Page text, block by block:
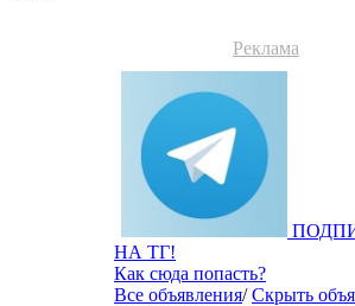
Реклама
НА ТГ!
Как сюда попасть?
Все объявления/Скрыть